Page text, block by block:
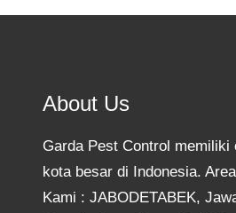
About Us
Garda Pest Control memiliki
kota besar di Indonesia.
Kami : JABODETABEK,